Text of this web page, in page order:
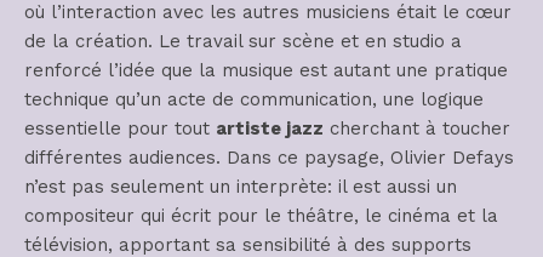
où l’interaction avec les autres musiciens était le cœur
de la création. Le travail sur scène et en studio a
renforcé l’idée que la musique est autant une pratique
technique qu’un acte de communication, une logique
essentielle pour tout artiste jazz cherchant à toucher
différentes audiences. Dans ce paysage, Olivier Defays
n’est pas seulement un interprète: il est aussi un
compositeur qui écrit pour le théâtre, le cinéma et la
télévision, apportant sa sensibilité à des supports